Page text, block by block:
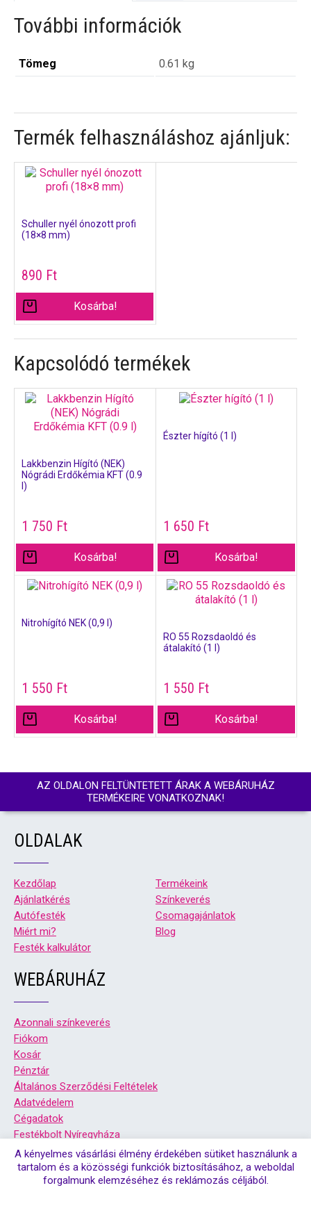
További információk
Tömeg 0.61 kg
Termék felhasználáshoz ajánljuk:
Schuller nyél ónozott profi
(18×8 mm)
890 Ft
Kosárba!
Kapcsolódó termékek
Lakkbenzin Hígító (NEK)
Nógrádi Erdőkémia KFT (0.9
l)
1 750 Ft
Kosárba!
Észter hígító (1 l)
1 650 Ft
Kosárba!
Nitrohígító NEK (0,9 l)
1 550 Ft
Kosárba!
RO 55 Rozsdaoldó és
átalakító (1 l)
1 550 Ft
Kosárba!
AZ OLDALON FELTÜNTETETT ÁRAK A WEBÁRUHÁZ
TERMÉKEIRE VONATKOZNAK!
OLDALAK
Kezdőlap
Termékeink
Ajánlatkérés
Színkeverés
Autófesték
Csomagajánlatok
Miért mi?
Blog
Festék kalkulátor
WEBÁRUHÁZ
Azonnali színkeverés
Fiókom
Kosár
Pénztár
Általános Szerződési Feltételek
Adatvédelem
Cégadatok
Festékbolt Nyíregyháza
Festékbolt Debrecen
A kényelmes vásárlási élmény érdekében sütiket használunk a
tartalom és a közösségi funkciók biztosításához, a weboldal
forgalmunk elemzéséhez és reklámozás céljából.